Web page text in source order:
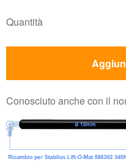
Quantità
Conosciuto anche con il